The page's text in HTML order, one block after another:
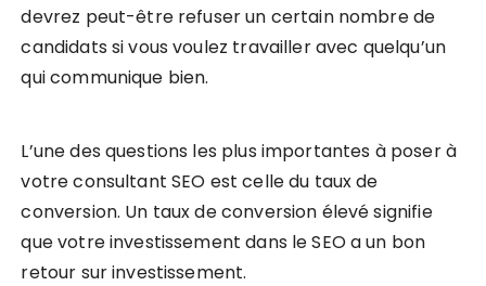
devrez peut-être refuser un certain nombre de
candidats si vous voulez travailler avec quelqu’un
qui communique bien.
L’une des questions les plus importantes à poser à
votre consultant SEO est celle du taux de
conversion. Un taux de conversion élevé signifie
que votre investissement dans le SEO a un bon
retour sur investissement.